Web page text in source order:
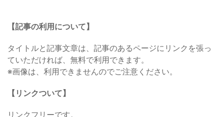
【記事の利用について】
タイトルと記事文章は、記事のあるページにリンクを張っ
ていただければ、無料で利用できます。
※画像は、利用できませんのでご注意ください。
【リンクついて】
リンクフリーです。